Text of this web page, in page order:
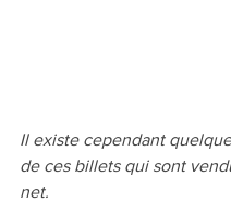
Il existe cependant
de ces billets qui sont
net.